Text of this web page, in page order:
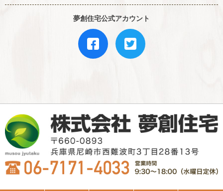
夢創住宅公式アカウント